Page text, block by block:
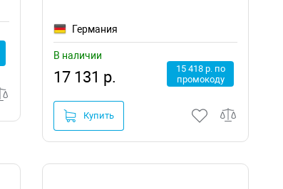
Германия
В наличии
17 131 р.
15 418 р. по
промокоду
Купить